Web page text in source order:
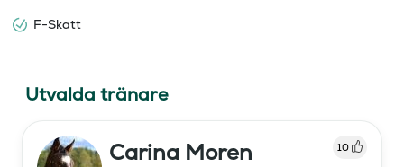
F-Skatt
Utvalda tränare
Carina Moren 10